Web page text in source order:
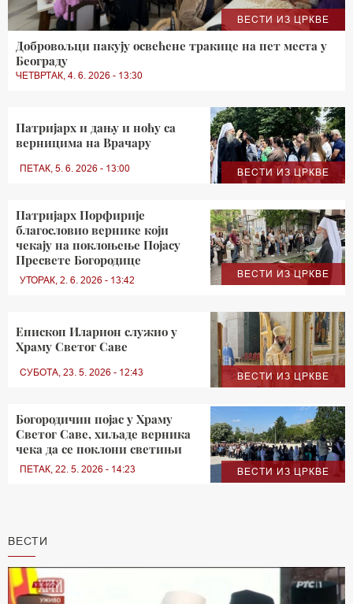
ВЕСТИ ИЗ ЦРКВЕ
Добровољци пакују освећене тракице на пет места у
Београду
ЧЕТВРТАК, 4. 6. 2026 - 13:30
ВЕСТИ ИЗ ЦРКВЕ
Патријарх и дању и ноћу са
верницима на Врачару
ПЕТАК, 5. 6. 2026 - 13:00
ВЕСТИ ИЗ ЦРКВЕ
Патријарх Порфирије
благословио вернике који
чекају на поклоњење Појасу
Пресвете Богородице
УТОРАК, 2. 6. 2026 - 13:42
ВЕСТИ ИЗ ЦРКВЕ
Епископ Иларион служио у
Храму Светог Саве
СУБОТА, 23. 5. 2026 - 12:43
ВЕСТИ ИЗ ЦРКВЕ
Богородичин појас у Храму
Светог Саве, хиљаде верника
чека да се поклони светињи
ПЕТАК, 22. 5. 2026 - 14:23
ВЕСТИ